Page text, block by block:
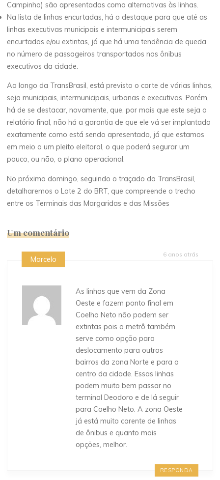
Campinho) são apresentadas como alternativas às linhas.
Na lista de linhas encurtadas, há o destaque para que até as
linhas executivas municipais e intermunicipais serem
encurtadas e/ou extintas, já que há uma tendência de queda
no número de passageiros transportados nos ônibus
executivos da cidade.
Ao longo da TransBrasil, está previsto o corte de várias linhas,
seja municipais, intermunicipais, urbanas e executivas. Porém,
há de se destacar, novamente, que, por mais que este seja o
relatório final, não há a garantia de que ele vá ser implantado
exatamente como está sendo apresentado, já que estamos
em meio a um pleito eleitoral, o que poderá segurar um
pouco, ou não, o plano operacional.
No próximo domingo, seguindo o traçado da TransBrasil,
detalharemos o Lote 2 do BRT, que compreende o trecho
entre os Terminais das Margaridas e das Missões
Um comentário
6 anos atrás
Marcelo
As linhas que vem da Zona
Oeste e fazem ponto final em
Coelho Neto não podem ser
extintas pois o metrô também
serve como opção para
deslocamento para outros
bairros da zona Norte e para o
centro da cidade. Essas linhas
podem muito bem passar no
terminal Deodoro e de lá seguir
para Coelho Neto. A zona Oeste
já está muito carente de linhas
de ônibus e quanto mais
opções, melhor.
RESPONDA